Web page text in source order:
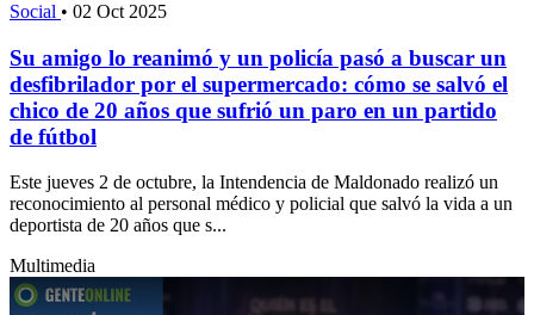
Social • 02 Oct 2025
Su amigo lo reanimó y un policía pasó a buscar un
desfibrilador por el supermercado: cómo se salvó el
chico de 20 años que sufrió un paro en un partido
de fútbol
Este jueves 2 de octubre, la Intendencia de Maldonado realizó un
reconocimiento al personal médico y policial que salvó la vida a un
deportista de 20 años que s...
Multimedia